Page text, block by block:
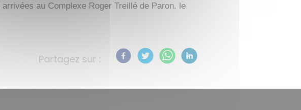
au Complexe Roger Treillé de Paron. le
Partagez sur :